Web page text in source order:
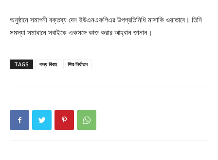
অনুষ্ঠানে সমাপনী বক্তব্য দেন ইউএনএফপিএর উপপ্রতিনিধি মাসাকি ওয়াতাবে। তিনি
সমস্যা সমাধানে সবাইকে একসঙ্গে কাজ করার আহ্বান জানান।
TAGS বাল্য বিবাহ শিশু নির্যাতন